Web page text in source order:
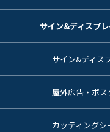
サイン&ディスプレ
サイン&ディス
屋外広告・ポス
カッティングシ